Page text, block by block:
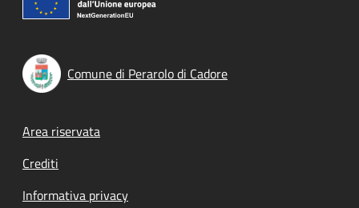
Comune di Perarolo di Cadore
Footer menu
Area riservata
Crediti
Informativa privacy